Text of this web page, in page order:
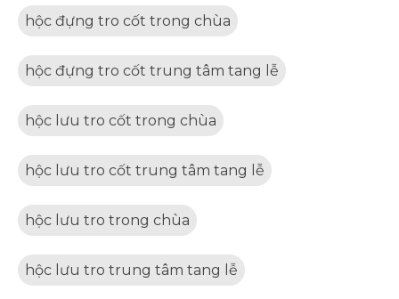
hộc đựng tro cốt trong chùa
hộc đựng tro cốt trung tâm tang lễ
hộc lưu tro cốt trong chùa
hộc lưu tro cốt trung tâm tang lễ
hộc lưu tro trong chùa
hộc lưu tro trung tâm tang lễ